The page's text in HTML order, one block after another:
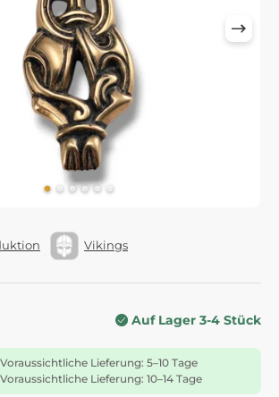
Vikings
Auf Lager 3-4 Stück
Voraussichtliche Lieferung: 5–10 Tage
Voraussichtliche Lieferung: 10–14 Tage